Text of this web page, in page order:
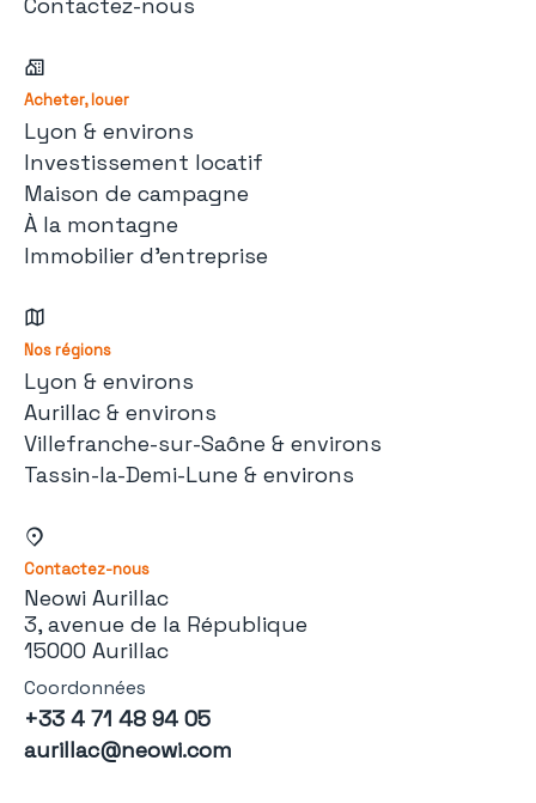
Acheter, louer
Lyon & environs
Investissement locatif
Maison de campagne
À la montagne
Immobilier d'entreprise
Nos régions
Lyon & environs
Aurillac & environs
Villefranche-sur-Saône & environs
Tassin-la-Demi-Lune & environs
Contactez-nous
Neowi Aurillac
3, avenue de la République
15000 Aurillac
Coordonnées
+33 4 71 48 94 05
aurillac@neowi.com